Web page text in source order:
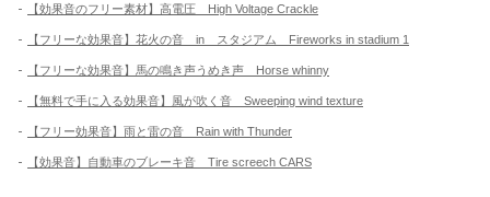
【効果音のフリー素材】高電圧 High Voltage Crackle
【フリーな効果音】花火の音 in スタジアム Fireworks in stadium 1
【フリーな効果音】馬の鳴き声うめき声 Horse whinny
【無料で手に入る効果音】風が吹く音 Sweeping wind texture
【フリー効果音】雨と雷の音 Rain with Thunder
【効果音】自動車のブレーキ音 Tire screech CARS